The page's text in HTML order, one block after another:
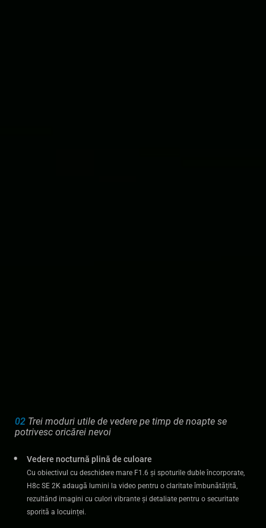
02 Trei moduri utile de vedere pe timp de noapte se
potrivesc oricărei nevoi
Vedere nocturnă plină de culoare
Cu obiectivul cu deschidere mare F1.6 și spoturile duble încorporate,
H8c SE 2K adaugă lumini la video pentru o claritate îmbunătățită,
rezultând imagini cu culori vibrante și detaliate pentru o securitate
sporită a locuinței.